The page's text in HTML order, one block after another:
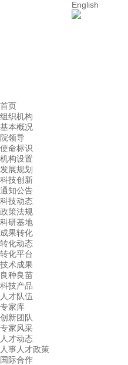
English
首页
组织机构
基本概况
院领导
使命标识
机构设置
发展规划
科技创新
通知公告
科技动态
政策法规
科研基地
成果转化
转化动态
转化平台
技术成果
良种良苗
科技产品
人才队伍
专家库
创新团队
专家风采
人才动态
人事人才政策
国际合作